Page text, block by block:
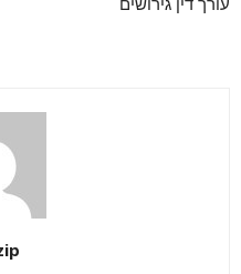
עורך דין גירושים